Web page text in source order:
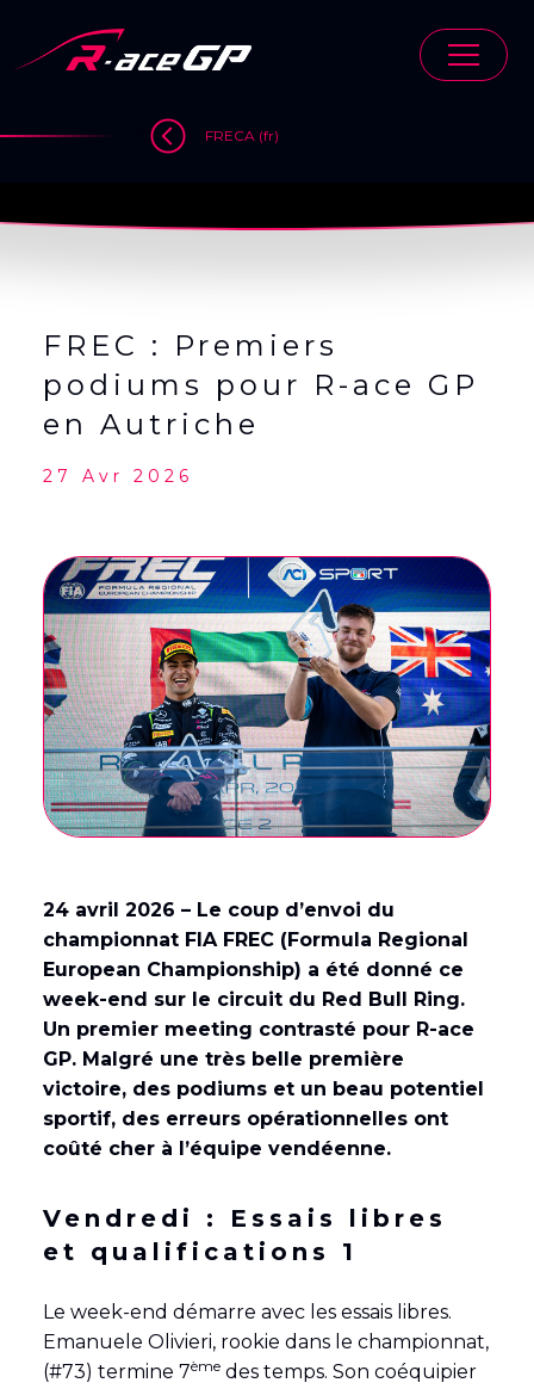
content
English(Anglais) Français
FRECA (fr)
FREC : Premiers
podiums pour R-ace GP
en Autriche
27 Avr 2026
24 avril 2026 – Le coup d’envoi du
championnat FIA FREC (Formula Regional
European Championship) a été donné ce
week-end sur le circuit du Red Bull Ring.
Un premier meeting contrasté pour R-ace
GP. Malgré une très belle première
victoire, des podiums et un beau potentiel
sportif, des erreurs opérationnelles ont
coûté cher à l’équipe vendéenne.
Vendredi : Essais libres
et qualifications 1
Le week-end démarre avec les essais libres.
Emanuele Olivieri, rookie dans le championnat,
(#73) termine 7èmedes temps. Son coéquipier